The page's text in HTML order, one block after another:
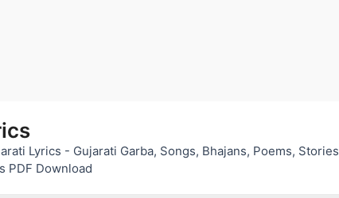
Lyrics - Gujarati Garba, Songs, Bhajans, Poems, Stories
PDF Download